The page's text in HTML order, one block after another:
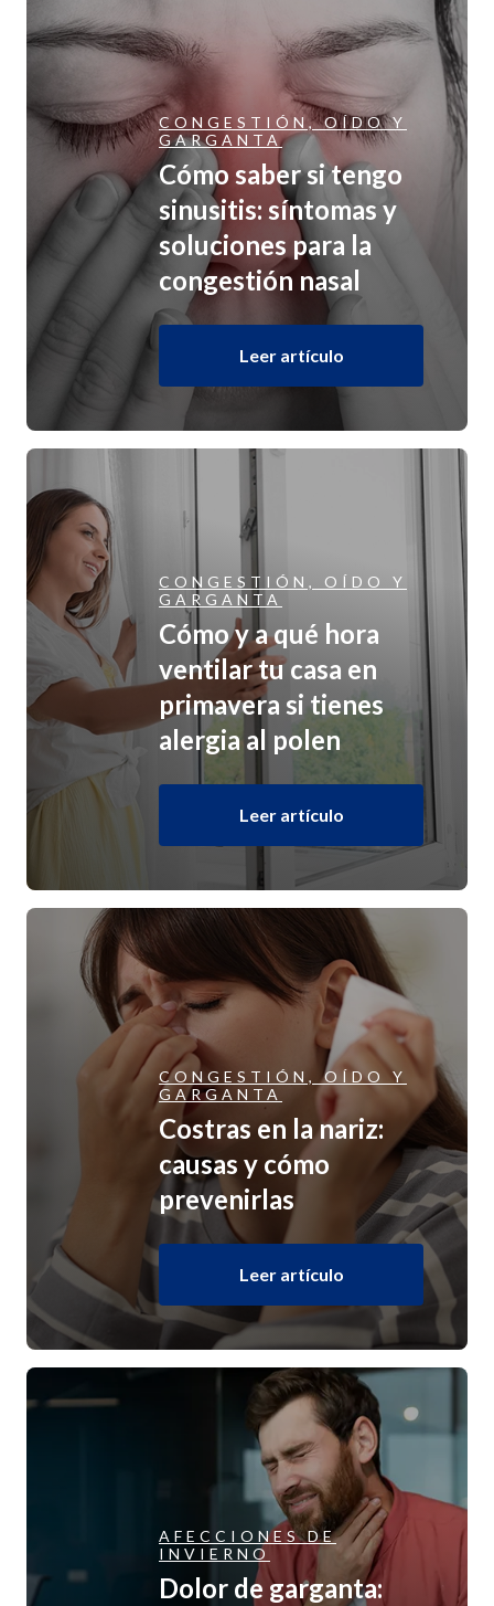
CONGESTIÓN, OÍDO Y
GARGANTA
Cómo saber si tengo
sinusitis: síntomas y
soluciones para la
congestión nasal
Leer artículo
CONGESTIÓN, OÍDO Y
GARGANTA
Cómo y a qué hora
ventilar tu casa en
primavera si tienes
alergia al polen
Leer artículo
CONGESTIÓN, OÍDO Y
GARGANTA
Costras en la nariz:
causas y cómo
prevenirlas
Leer artículo
AFECCIONES DE
INVIERNO
Dolor de garganta: